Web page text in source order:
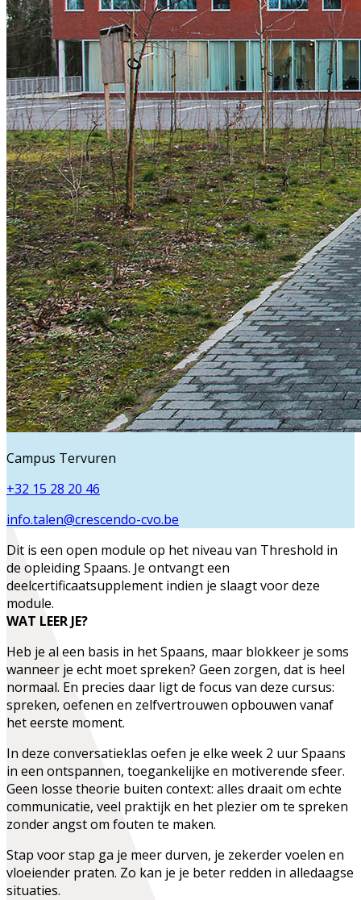
Campus Tervuren
+32 15 28 20 46
info.talen@crescendo-cvo.be
Dit is een open module op het niveau van Threshold in
de opleidingSpaans. Je ontvangt een
deelcertificaatsupplement indien je slaagt voor deze
module.
WAT LEER JE?
Heb je al een basis in het Spaans, maar blokkeer je soms
wanneer je echt moet spreken? Geen zorgen, dat is heel
normaal. En precies daar ligt de focus van deze cursus:
spreken, oefenen en zelfvertrouwen opbouwen vanaf
het eerste moment.
In deze conversatieklas oefen je elke week 2 uur Spaans
in een ontspannen, toegankelijke en motiverende sfeer.
Geen losse theorie buiten context: alles draait om echte
communicatie, veel praktijk en het plezier om te spreken
zonder angst om fouten te maken.
Stap voor stap ga je meer durven, je zekerder voelen en
vloeiender praten. Zo kan je je beter redden in alledaagse
situaties.